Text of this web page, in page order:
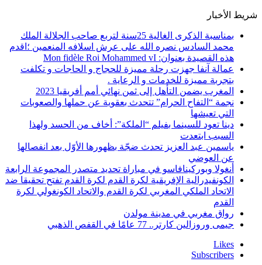
شريط الأخبار
بمناسبة الذكرى الغالية 25سنة لتربع صاحب الجلالة الملك
محمد السادس نصره الله على عرش اسلافه المنعمين ؛اقدم
هذه القصيدة بعنوان: Mon fidèle Roi Mohammed vI
عمالة آنفا جهزت رحلة مميزة للحجاج و الحاجات و تكلفت
بتجربة مميزة للخدمات و الرعاية .
المغرب يضمن التأهل إلى ثمن نهائي أمم أفريقيا 2023
نجمة “التفاح الحرام” تتحدث بعقوية عن حملها والصعوبات
التي تعيشها
دينا تعود للسينما بفيلم “الملكة”: أخاف من الحسد ولهذا
السبب ابتعدت
ياسمين عبد العزيز تحدث ضجّة بظهورها الأوّل بعد انفصالها
عن العوضي
أنغولا وبوركينافاسو في مباراة تحديد متصدر المجموعة الرابعة
الكونفيدرالية الإفريقية لكرة القدم لكرة القدم تفتح تحقيقا ضد
الاتحاد الملكي المغربي لكرة القدم والاتحاد الكونغولي لكرة
القدم
رواق مغربي في مدينة مولدن
جيمى وروزالين كارتر.. 77 عامًا في القفص الذهبي
Likes
Subscribers